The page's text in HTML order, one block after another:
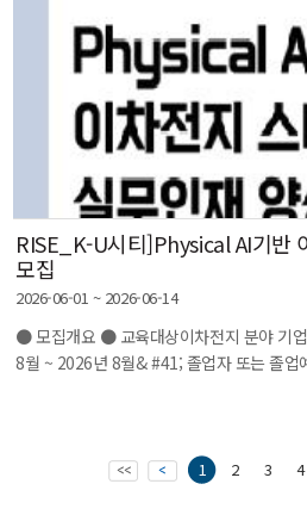
RISE_K-U시티]Physical AI기반
모집
2026-06-01 ~ 2026-06-14
● 모집개요 ● 교육대상이차전지 분야 기
8월 ~ 2026년 8월& #41; 졸업자 또는 졸업
1 2 3 4